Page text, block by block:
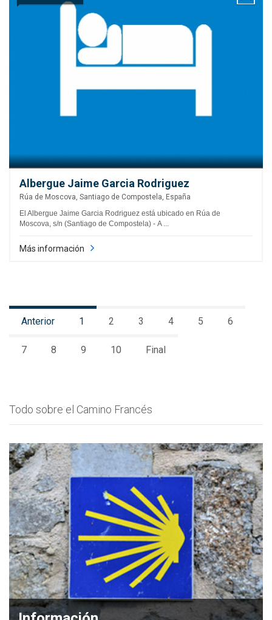
Albergue Jaime Garcia Rodriguez
Rúa de Moscova, Santiago de Compostela, España
El Albergue Jaime Garcia Rodriguez está ubicado en Rúa de
Moscova, s/n (Santiago de Compostela) - A ...
Más información
Anterior 1 2 3 4 5 6
7 8 9 10 Final
Todo sobre el Camino Francés